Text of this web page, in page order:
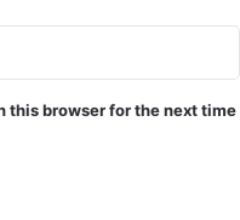
this browser for the next time